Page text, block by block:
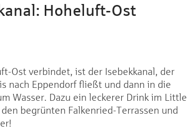
Hoheluft-Ost
Ost verbindet, ist der Isebekkanal, der
nach Eppendorf fließt und dann in die
Wasser. Dazu ein leckerer Drink im Little
begrünten Falkenried-Terrassen und